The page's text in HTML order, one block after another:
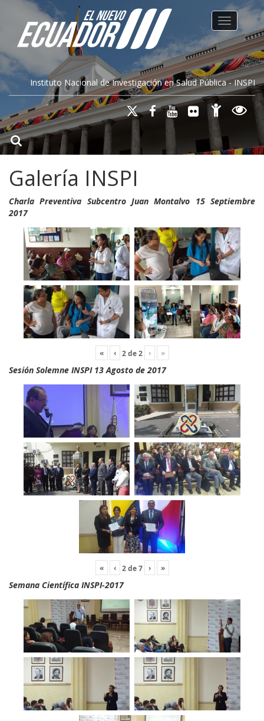
Instituto Nacional de Investigación en Salud Pública - INSPI
Toggle
Galería INSPI
Charla Preventiva Subcentro Juan Montalvo 15 Septiembre
2017
« ‹ 2de2 › »
Sesión Solemne INSPI 13 Agosto de 2017
« ‹ 2de7 › »
Semana Científica INSPI-2017